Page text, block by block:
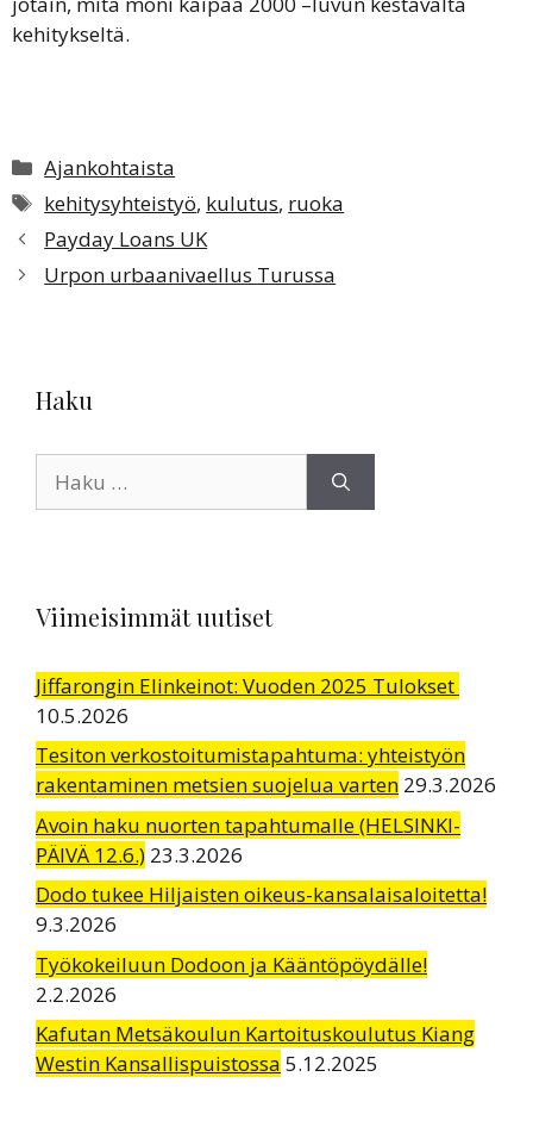
kehitykseltä.
Kategoriat
Ajankohtaista
Avainsanat
kehitysyhteistyö, kulutus, ruoka
Payday Loans UK
Urpon urbaanivaellus Turussa
Haku
Viimeisimmät uutiset
Jiffarongin Elinkeinot: Vuoden 2025 Tulokset
10.5.2026
Tesiton verkostoitumistapahtuma: yhteistyön
rakentaminen metsien suojelua varten 29.3.2026
Avoin haku nuorten tapahtumalle (HELSINKI-
PÄIVÄ 12.6.) 23.3.2026
Dodo tukee Hiljaisten oikeus-kansalaisaloitetta!
9.3.2026
Työkokeiluun Dodoon ja Kääntöpöydälle!
2.2.2026
Kafutan Metsäkoulun Kartoituskoulutus Kiang
Westin Kansallispuistossa 5.12.2025